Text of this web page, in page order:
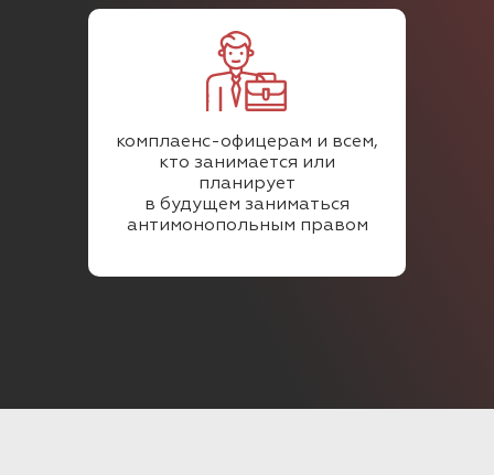
комплаенс-офицерам и всем,
кто занимается или
планирует
в будущем заниматься
антимонопольным правом